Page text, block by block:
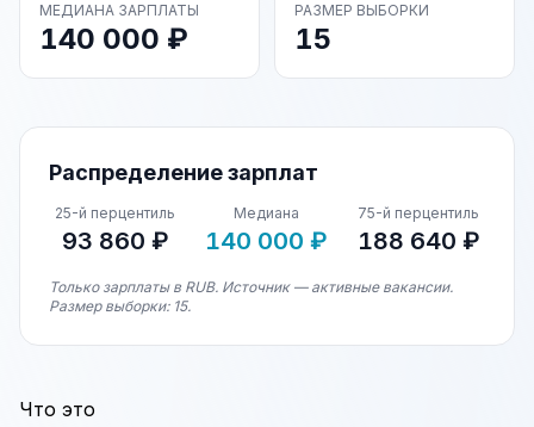
МЕДИАНА ЗАРПЛАТЫ
140 000 ₽
РАЗМЕР ВЫБОРКИ
15
Распределение зарплат
25-й перцентиль
93 860 ₽
Медиана
140 000 ₽
75-й перцентиль
188 640 ₽
Только зарплаты в RUB. Источник — активные вакансии.
Размер выборки: 15.
Что это